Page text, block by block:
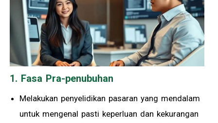
1. Fasa Pra-penubuhan
Melakukan penyelidikan pasaran yang mendalam
untuk mengenal pasti keperluan dan kekurangan